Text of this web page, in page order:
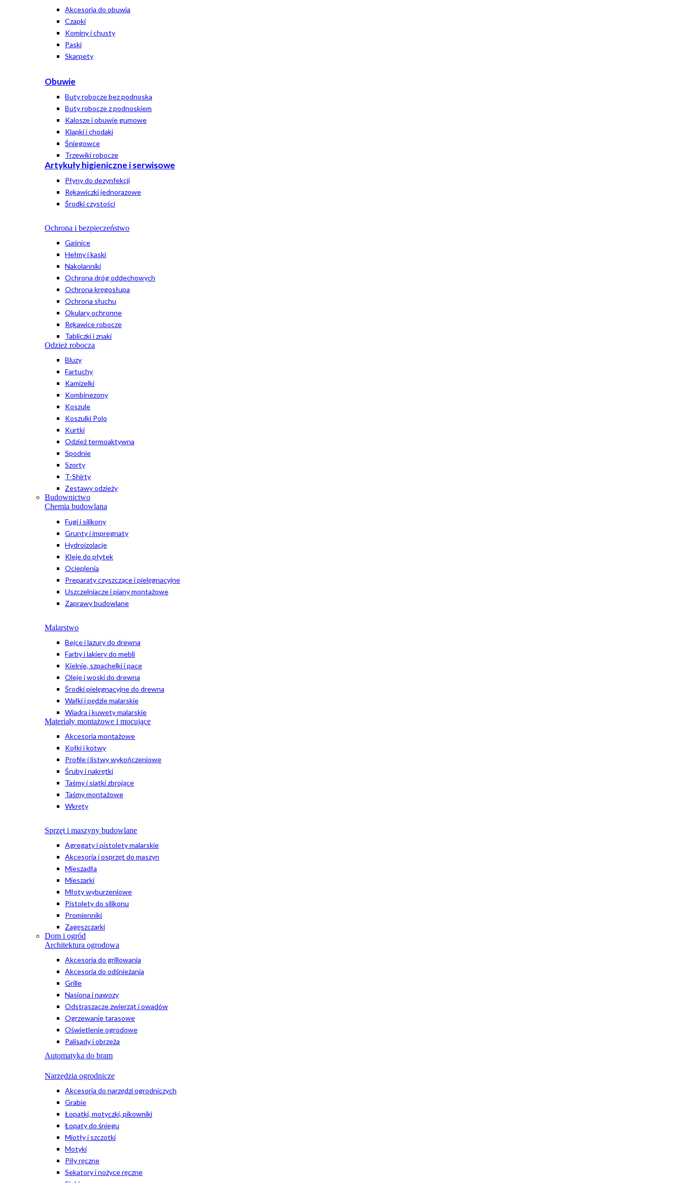
Akcesoria do obuwia
Czapki
Kominy i chusty
Paski
Skarpety
Obuwie
Buty robocze bez podnoska
Buty robocze z podnoskiem
Kalosze i obuwie gumowe
Klapki i chodaki
Śniegowce
Trzewiki robocze
Artykuły higieniczne i serwisowe
Płyny do dezynfekcji
Rękawiczki jednorazowe
Środki czystości
Ochrona i bezpieczeństwo
Gaśnice
Hełmy i kaski
Nakolanniki
Ochrona dróg oddechowych
Ochrona kręgosłupa
Ochrona słuchu
Okulary ochronne
Rękawice robocze
Tabliczki i znaki
Odzież robocza
Bluzy
Fartuchy
Kamizelki
Kombinezony
Koszule
Koszulki Polo
Kurtki
Odzież termoaktywna
Spodnie
Szorty
T-Shirty
Zestawy odzieży
Budownictwo
Chemia budowlana
Fugi i silikony
Grunty i impregnaty
Hydroizolacje
Kleje do płytek
Ocieplenia
Preparaty czyszczące i pielęgnacyjne
Uszczelniacze i piany montażowe
Zaprawy budowlane
Malarstwo
Bejce i lazury do drewna
Farby i lakiery do mebli
Kielnie, szpachelki i pace
Oleje i woski do drewna
Środki pielęgnacyjne do drewna
Wałki i pędzle malarskie
Wiadra i kuwety malarskie
Materiały montażowe i mocujące
Akcesoria montażowe
Kołki i kotwy
Profile i listwy wykończeniowe
Śruby i nakrętki
Taśmy i siatki zbrojące
Taśmy montażowe
Wkręty
Sprzęt i maszyny budowlane
Agregaty i pistolety malarskie
Akcesoria i osprzęt do maszyn
Mieszadła
Mieszarki
Młoty wyburzeniowe
Pistolety do silikonu
Promienniki
Zagęszczarki
Dom i ogród
Architektura ogrodowa
Akcesoria do grillowania
Akcesoria do odśnieżania
Grille
Nasiona i nawozy
Odstraszacze zwierząt i owadów
Ogrzewanie tarasowe
Oświetlenie ogrodowe
Palisady i obrzeża
Automatyka do bram
Narzędzia ogrodnicze
Akcesoria do narzędzi ogrodniczych
Grabie
Łopatki, motyczki, pikowniki
Łopaty do śniegu
Miotły i szczotki
Motyki
Piły ręczne
Sekatory i nożyce ręczne